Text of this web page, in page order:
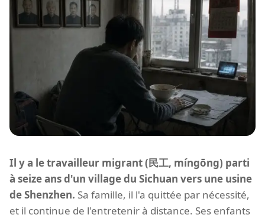
Il y a le travailleur migrant (民工, míngōng) parti
à seize ans d'un village du Sichuan vers une usine
de Shenzhen. Sa famille, il l'a quittée par nécessité,
et il continue de l'entretenir à distance. Ses enfants